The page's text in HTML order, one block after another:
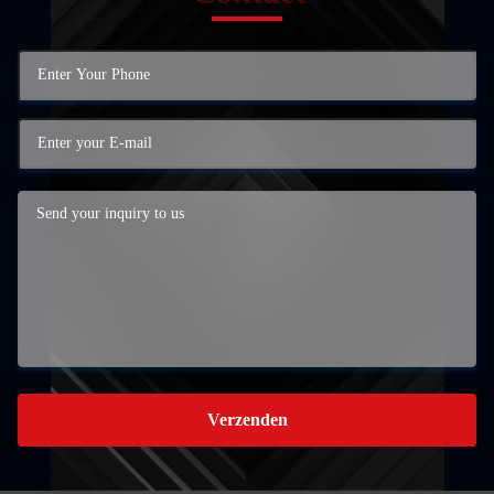
Verzenden